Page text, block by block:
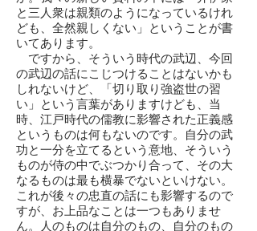
と三人衆は親類のようになっているけれ
ども、全然親しくない」ということが書
いてあります。
ですから、そういう時代の武辺、今回
の武辺の話にこじつけることはないかも
しれないけど、「切り取り強盗世の習
い」という言葉がありますけども、当
時、江戸時代の儒教に影響された正義感
というものは何もないのです。自分の武
功と一分を立てるという意地、そういう
ものが侍の中でぶつかり合って、その大
なるものは最も横暴でないといけない。
これが後々の忠直の話にも影響するので
すが、お上品なことは一つもありませ
ん。人のものは自分のもの、自分のもの